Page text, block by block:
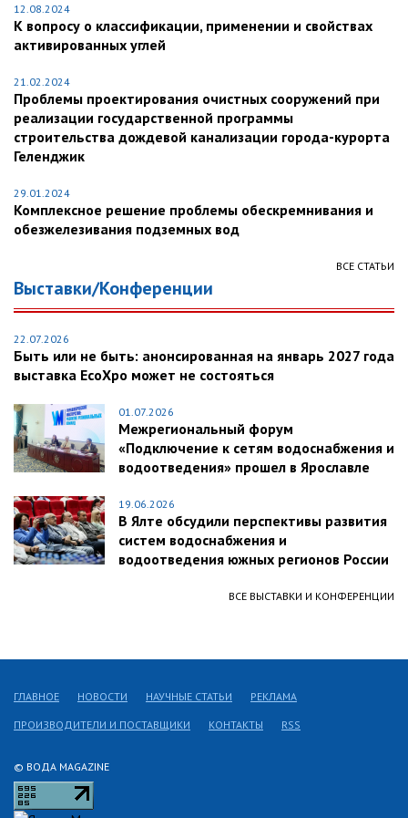
12.08.2024
К вопросу о классификации, применении и свойствах
активированных углей
21.02.2024
Проблемы проектирования очистных сооружений при
реализации государственной программы
строительства дождевой канализации города-курорта
Геленджик
29.01.2024
Комплексное решение проблемы обескремнивания и
обезжелезивания подземных вод
ВСЕ СТАТЬИ
Выставки/Конференции
22.07.2026
Быть или не быть: анонсированная на январь 2027 года
выставка EcoXpo может не состояться
01.07.2026
Межрегиональный форум
«Подключение к сетям водоснабжения и
водоотведения» прошел в Ярославле
19.06.2026
В Ялте обсудили перспективы развития
систем водоснабжения и
водоотведения южных регионов России
ВСЕ ВЫСТАВКИ И КОНФЕРЕНЦИИ
© ВОДА MAGAZINE
ГЛАВНОЕ НОВОСТИ НАУЧНЫЕ СТАТЬИ РЕКЛАМА
ПРОИЗВОДИТЕЛИ И ПОСТАВЩИКИ КОНТАКТЫ RSS